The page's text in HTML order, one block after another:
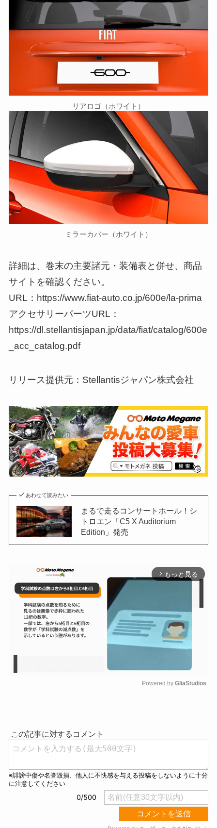
リアロゴ（ホワイト）
ミラーカバー（ホワイト）
詳細は、巻末の主要諸元・装備表と併せ、商品
サイトを確認ください。
URL：https://www.fiat-auto.co.jp/600e/la-prima
アクセサリーパーツURL：
https://dl.stellantisjapan.jp/data/fiat/catalog/600e
_acc_catalog.pdf
リリース提供元：Stellantisジャパン株式会社
あわせて読みたい
まるで走るコンサートホール！シ
トロエン「C5 X Auditorium
Edition」発売
arrow_forward_ios もっと見る
Powered by GliaStudios